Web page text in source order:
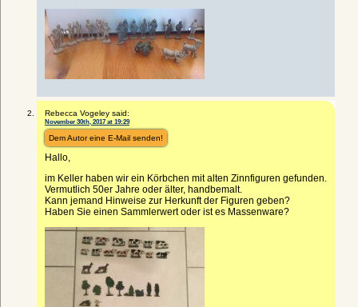
Rebecca Vogeley said:
November 30th, 2017 at 19:29
Dem Autor eine E-Mail senden!
Hallo,
im Keller haben wir ein Körbchen mit alten Zinnfiguren gefunden.
Vermutlich 50er Jahre oder älter, handbemalt.
Kann jemand Hinweise zur Herkunft der Figuren geben?
Haben Sie einen Sammlerwert oder ist es Massenware?